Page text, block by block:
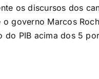
os discursos dos
governo Marcos
do PIB acima dos 5